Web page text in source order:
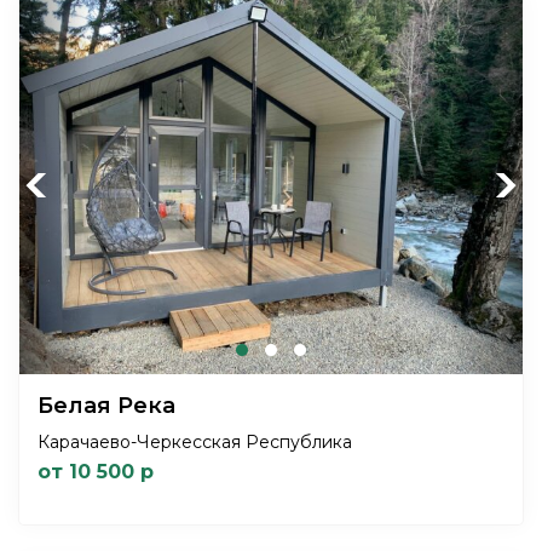
Previous Next
Белая Река
Карачаево-Черкесская Республика
от 10 500 р